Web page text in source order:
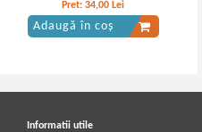
Pret:34,00 Lei
Adaugă în coș
Informatii utile